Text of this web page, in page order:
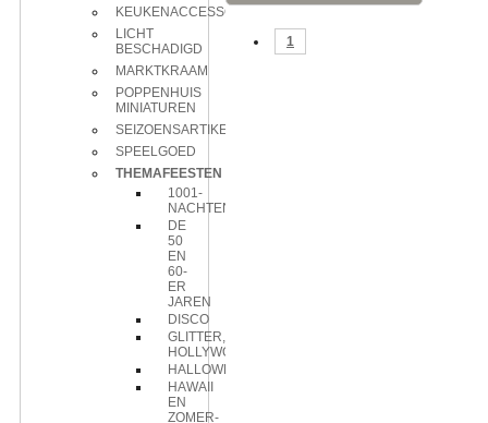
KEUKENACCESSOIRES
LICHT
BESCHADIGD
MARKTKRAAM
POPPENHUIS
MINIATUREN
SEIZOENSARTIKELEN
SPEELGOED
THEMAFEESTEN
1001-
NACHTEN
DE
50
EN
60-
ER
JAREN
DISCO
GLITTER,GLAMOUR,
HOLLYWOOD
HALLOWEEN
HAWAII
EN
ZOMER-
1